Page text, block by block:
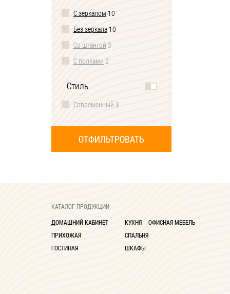
С зеркалом 10
Без зеркала 10
Со штангой 3
С полками 2
Стиль
Современный 3
КАТАЛОГ ПРОДУКЦИИ
ДОМАШНИЙ КАБИНЕТ
ПРИХОЖАЯ
ГОСТИНАЯ
КУХНЯ
СПАЛЬНЯ
ШКАФЫ
ОФИСНАЯ МЕБЕЛЬ